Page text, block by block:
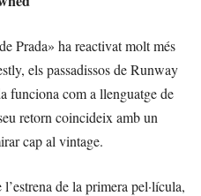
Prada» ha reactivat molt més
els passadissos de Runway
funciona com a llenguatge de
retorn coincideix amb un
cap al vintage.
de la primera pel·lícula,